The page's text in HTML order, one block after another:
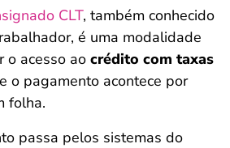
CLT, também conhecido
é uma modalidade
o acesso ao crédito com taxas
o pagamento acontece por
folha.
passa pelos sistemas do